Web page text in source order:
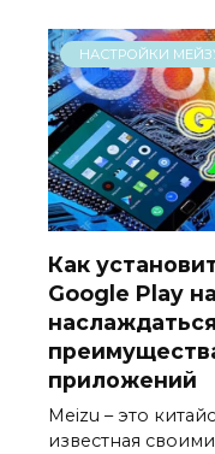
НАСТРОЙКИ
Как
Google Play
приложений
Meizu – это
известная своими